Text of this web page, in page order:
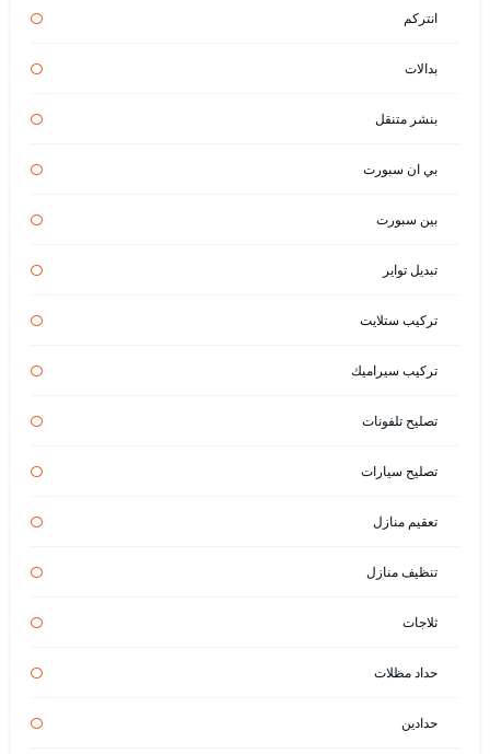
انتركم
بدالات
بنشر متنقل
بي ان سبورت
بين سبورت
تبديل تواير
تركيب ستلايت
تركيب سيراميك
تصليح تلفونات
تصليح سيارات
تعقيم منازل
تنظيف منازل
ثلاجات
حداد مظلات
حدادين